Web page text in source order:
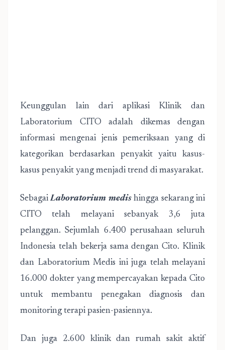
Keunggulan lain dari aplikasi Klinik dan
Laboratorium CITO adalah dikemas dengan
informasi mengenai jenis pemeriksaan yang di
kategorikan berdasarkan penyakit yaitu kasus-
kasus penyakit yang menjadi trend di masyarakat.
SebagaiLaboratorium medishingga sekarang ini
CITO telah melayani sebanyak 3,6 juta
pelanggan. Sejumlah 6.400 perusahaan seluruh
Indonesia telah bekerja sama dengan Cito. Klinik
dan Laboratorium Medis ini juga telah melayani
16.000 dokter yang mempercayakan kepada Cito
untuk membantu penegakan diagnosis dan
monitoring terapi pasien-pasiennya.
Dan juga 2.600 klinik dan rumah sakit aktif